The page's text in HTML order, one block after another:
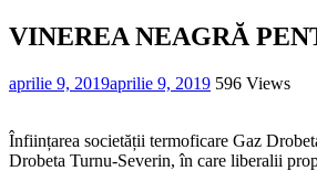
VINEREA NEAGRĂ
aprilie 9, 2019aprilie 9, 2019 596 Views
Înființarea societății termoficare Gaz
Drobeta Turnu-Severin, în care liberalii